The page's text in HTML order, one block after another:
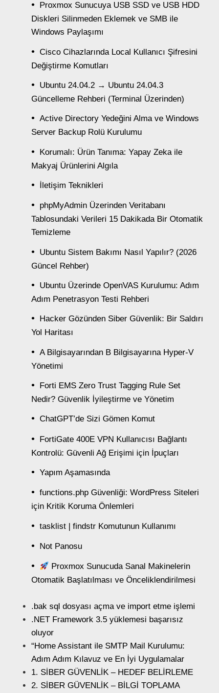
Proxmox Sunucuya USB SSD ve USB HDD
Diskleri Silinmeden Eklemek ve SMB ile
Windows Paylaşımı
Cisco Cihazlarında Local Kullanıcı Şifresini
Değiştirme Komutları
Ubuntu 24.04.2 → Ubuntu 24.04.3
Güncelleme Rehberi (Terminal Üzerinden)
Active Directory Yedeğini Alma ve Windows
Server Backup Rolü Kurulumu
Korumalı: Ürün Tanıma: Yapay Zeka ile
Makyaj Ürünlerini Algıla
İletişim Teknikleri
phpMyAdmin Üzerinden Veritabanı
Tablosundaki Verileri 15 Dakikada Bir Otomatik
Temizleme
Ubuntu Sistem Bakımı Nasıl Yapılır? (2026
Güncel Rehber)
Ubuntu Üzerinde OpenVAS Kurulumu: Adım
Adım Penetrasyon Testi Rehberi
Hacker Gözünden Siber Güvenlik: Bir Saldırı
Yol Haritası
A Bilgisayarından B Bilgisayarına Hyper-V
Yönetimi
Forti EMS Zero Trust Tagging Rule Set
Nedir? Güvenlik İyileştirme ve Yönetim
ChatGPT’de Sizi Gömen Komut
FortiGate 400E VPN Kullanıcısı Bağlantı
Kontrolü: Güvenli Ağ Erişimi için İpuçları
Yapım Aşamasında
functions.php Güvenliği: WordPress Siteleri
için Kritik Koruma Önlemleri
tasklist | findstr Komutunun Kullanımı
Not Panosu
Proxmox Sunucuda Sanal Makinelerin
Otomatik Başlatılması ve Önceliklendirilmesi
.bak sql dosyası açma ve import etme işlemi
.NET Framework 3.5 yüklemesi başarısız
oluyor
“Home Assistant ile SMTP Mail Kurulumu:
Adım Adım Kılavuz ve En İyi Uygulamalar
1. SİBER GÜVENLİK – HEDEF BELİRLEME
2. SİBER GÜVENLİK – BİLGİ TOPLAMA